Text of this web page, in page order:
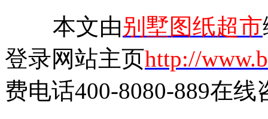
本文由别墅图纸超市
登录网站主页http://
费电话400-8080-889在线